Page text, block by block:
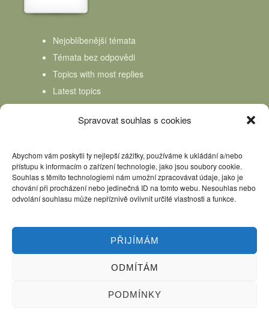
Spravovat souhlas s cookies
Abychom vám poskytli ty nejlepší zážitky, používáme k ukládání a/nebo
přístupu k informacím o zařízení technologie, jako jsou soubory cookie.
Souhlas s těmito technologiemi nám umožní zpracovávat údaje, jako je
chování při procházení nebo jedinečná ID na tomto webu. Nesouhlas nebo
odvolání souhlasu může nepříznivě ovlivnit určité vlastnosti a funkce.
PŘIJÍMÁM
ODMÍTÁM
PODMÍNKY
Nejoblíbenější témata
Témata bez odpovědi
Topics with most replies
Latest topics
Topics Freshness
Kniha Domácí mlékař Nápověda